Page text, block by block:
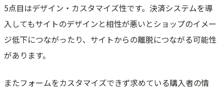
5点目はデザイン・カスタマイズ性です。決済システムを導
入してもサイトのデザインと相性が悪いとショップのイメー
ジ低下につながったり、サイトからの離脱につながる可能性
があります。
またフォームをカスタマイズできず求めている購入者の情